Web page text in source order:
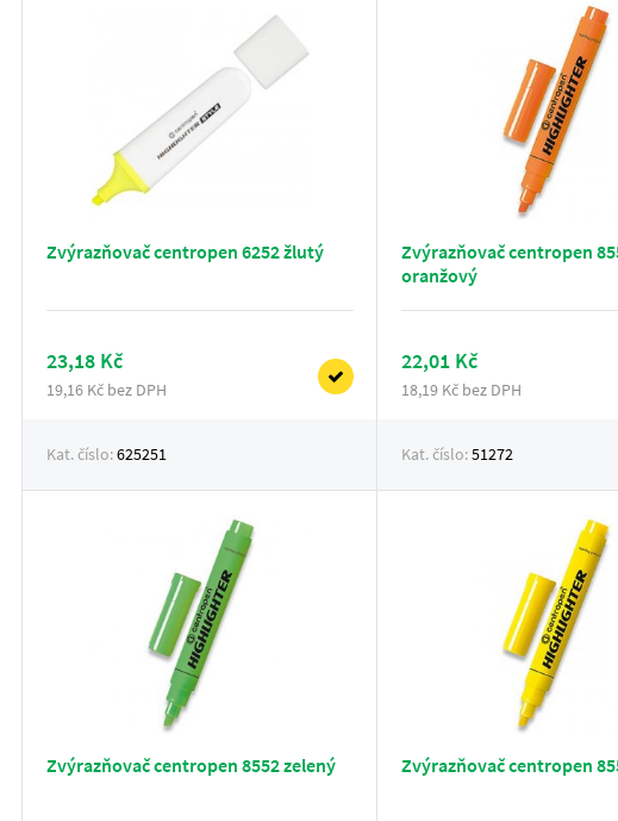
Zvýrazňovač centropen 6252 žlutý
23,18 Kč
19,16 Kč bez DPH
Kat. číslo:625251
Zvýrazňovač centropen
oranžový
22,01 Kč
18,19 Kč bez DPH
Kat. číslo:51272
Zvýrazňovač centropen 8552 zelený Zvýrazňovač centropen